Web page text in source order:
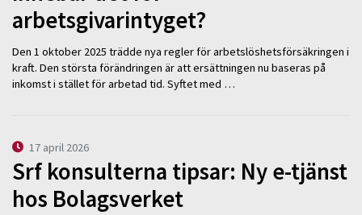
arbetsgivarintyget?
Den 1 oktober 2025 trädde nya regler för arbetslöshetsförsäkringen i
kraft. Den största förändringen är att ersättningen nu baseras på
inkomst i stället för arbetad tid. Syftet med …
17 april 2026
Srf konsulterna tipsar: Ny e-tjänst
hos Bolagsverket